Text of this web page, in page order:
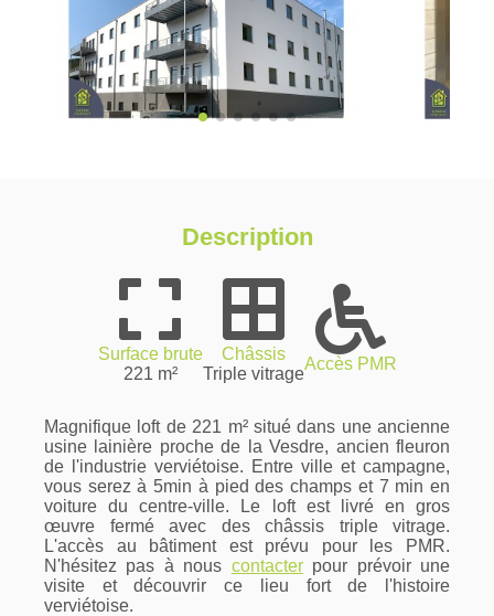
Description
Surface brute
221 m²
Châssis
Triple vitrage
Accès PMR
Magnifique loft de 221 m² situé dans une ancienne
usine lainière proche de la Vesdre, ancien fleuron
de l'industrie verviétoise. Entre ville et campagne,
vous serez à 5min à pied des champs et 7 min en
voiture du centre-ville. Le loft est livré en gros
œuvre fermé avec des châssis triple vitrage.
L'accès au bâtiment est prévu pour les PMR.
N'hésitez pas à nous contacterpour prévoir une
visite et découvrir ce lieu fort de l'histoire
verviétoise.